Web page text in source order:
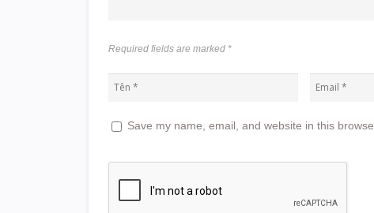
Required fields are marked *
Save my name, email, and website in this